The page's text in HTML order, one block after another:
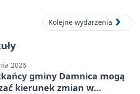
Kolejne wydarzenia
2026
gminy Damnica mogą
kierunek zmian w